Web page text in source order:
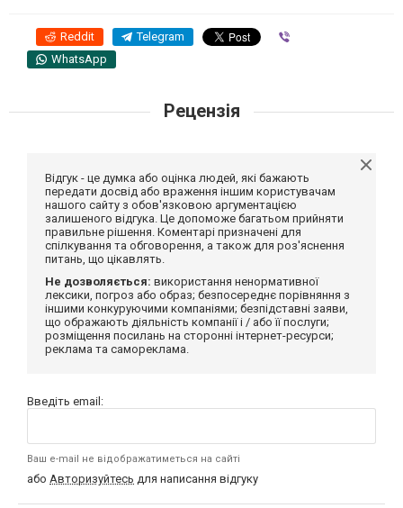
Reddit Telegram
WhatsApp
Рецензія
Відгук - це думка або оцінка людей, які бажають
передати досвід або враження іншим користувачам
нашого сайту з обов'язковою аргументацією
залишеного відгука. Це допоможе багатьом прийняти
правильне рішення. Коментарі призначені для
спілкування та обговорення, а також для роз'яснення
питань, що цікавлять.
Не дозволяється: використання ненормативної
лексики, погроз або образ; безпосереднє порівняння з
іншими конкуруючими компаніями; безпідставні заяви,
що ображають діяльність компанії і / або її послуги;
розміщення посилань на сторонні інтернет-ресурси;
реклама та самореклама.
Введіть email:
Ваш e-mail не відображатиметься на сайті
або Авторизуйтесь для написання відгуку